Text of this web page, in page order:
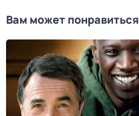
Вам может понравиться